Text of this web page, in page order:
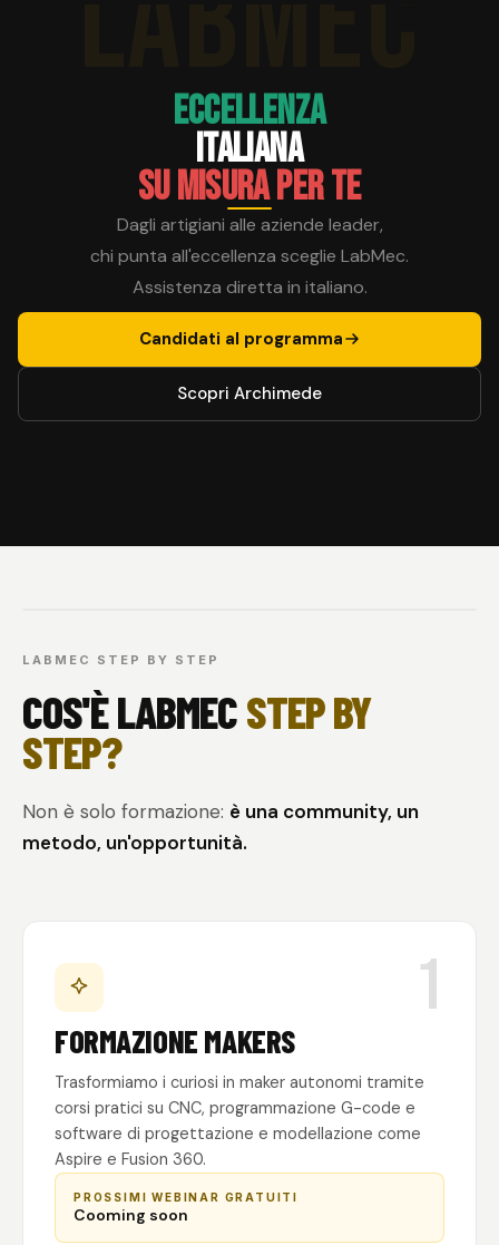
ECCELLENZA
ITALIANA
SU MISURA PER TE
Dagli artigiani alle aziende leader,
chi punta all'eccellenza sceglie LabMec.
Assistenza diretta in italiano.
Candidati al programma
Scopri Archimede
LABMEC STEP BY STEP
COS'È LABMECSTEP BY
STEP?
Non è solo formazione: è una community, un
metodo, un'opportunità.
1
FORMAZIONE MAKERS
Trasformiamo i curiosi in maker autonomi tramite
corsi pratici su CNC, programmazione G-code e
software di progettazione e modellazione come
Aspire e Fusion 360.
PROSSIMI WEBINAR GRATUITI
Cooming soon